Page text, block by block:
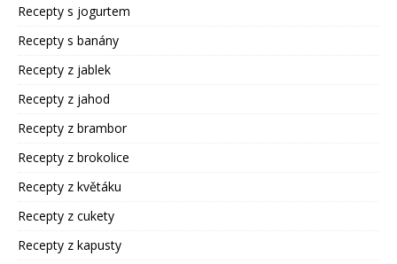
Recepty s jogurtem
Recepty s banány
Recepty z jablek
Recepty z jahod
Recepty z brambor
Recepty z brokolice
Recepty z květáku
Recepty z cukety
Recepty z kapusty